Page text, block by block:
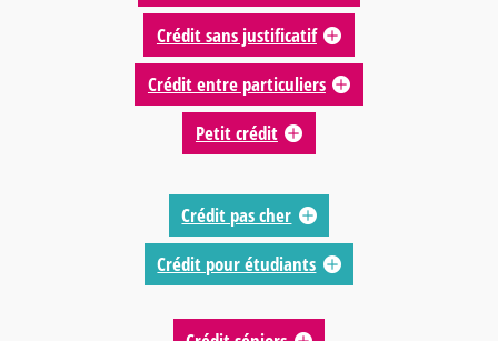
Crédit sans justificatif
Crédit entre particuliers
Petit crédit
Crédit pas cher
Crédit pour étudiants